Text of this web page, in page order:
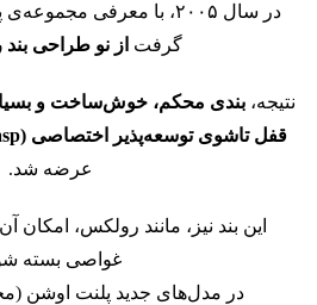
در سال ۲۰۰۵، با معرفی مجموعه‌ی پلنت اوشن،
گرفت از نو طراحی بند
نتیجه، بندی محکم، خوش‌ساخت و
قفل تاشوی توسعه‌پذیر اختصاصی (Patent Extendable Clasp)
عرضه شد.
این بند نیز، مانند رولکس، امکان
غواصی بسته
در مدل‌های جدید پلنت اوشن